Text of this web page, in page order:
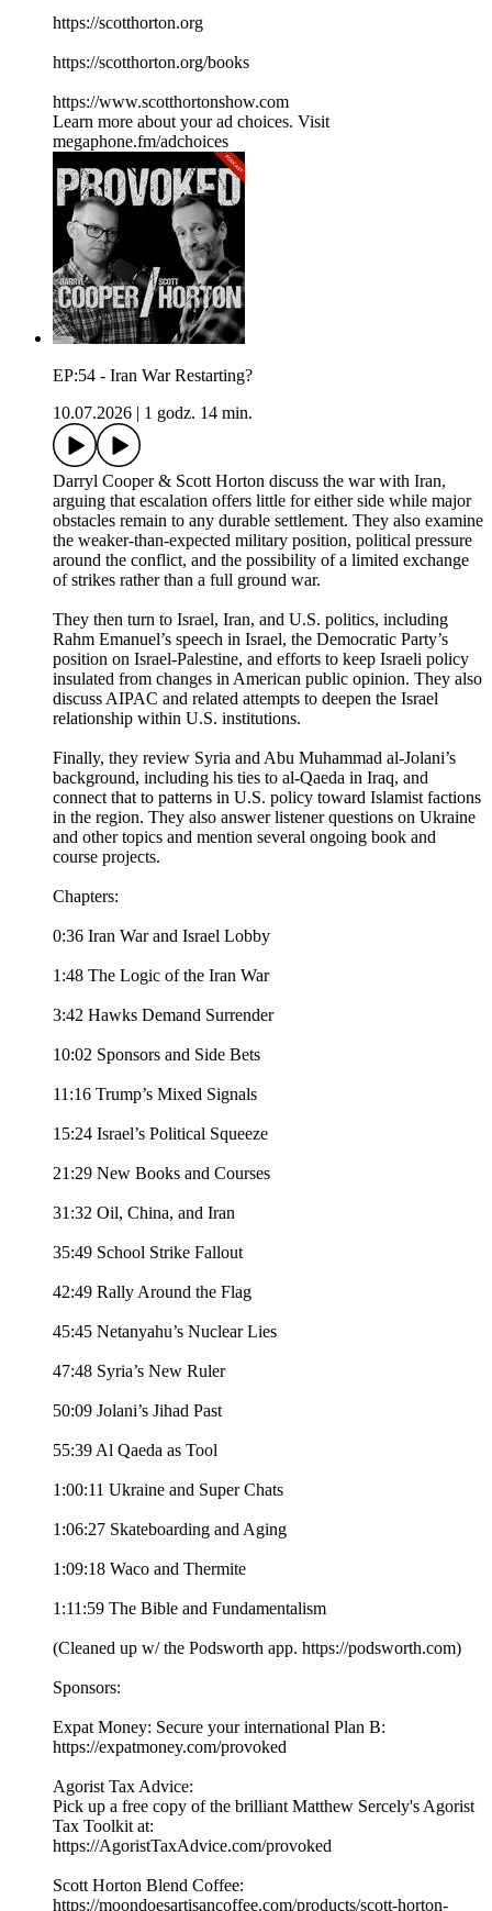
⁠⁠⁠⁠⁠⁠⁠⁠⁠⁠⁠⁠⁠⁠⁠⁠⁠⁠⁠⁠⁠⁠⁠⁠⁠⁠⁠⁠⁠⁠⁠⁠⁠⁠https://scotthorton.org⁠⁠⁠⁠⁠⁠⁠⁠⁠⁠⁠⁠⁠⁠⁠⁠⁠⁠⁠⁠⁠⁠⁠⁠⁠⁠⁠⁠⁠⁠⁠⁠⁠⁠
⁠⁠⁠⁠⁠⁠⁠⁠⁠⁠⁠⁠⁠⁠⁠⁠⁠⁠⁠⁠⁠⁠⁠⁠⁠⁠⁠⁠⁠⁠⁠⁠⁠⁠https://scotthorton.org/books⁠⁠⁠⁠⁠⁠⁠⁠⁠⁠⁠⁠⁠⁠⁠⁠⁠⁠⁠⁠⁠⁠⁠⁠⁠⁠⁠⁠⁠⁠⁠⁠⁠⁠
⁠⁠⁠⁠⁠⁠⁠⁠⁠⁠⁠⁠⁠⁠⁠⁠⁠⁠⁠⁠⁠⁠⁠⁠⁠⁠⁠⁠⁠⁠⁠⁠⁠⁠https://www.scotthortonshow.com⁠⁠⁠⁠⁠⁠⁠⁠⁠⁠⁠
Learn more about your ad choices. Visit
megaphone.fm/adchoices
EP:54 - Iran War Restarting?
10.07.2026
1 godz. 14 min.
Darryl Cooper & Scott Horton discuss the war with Iran,
arguing that escalation offers little for either side while major
obstacles remain to any durable settlement. They also examine
the weaker-than-expected military position, political pressure
around the conflict, and the possibility of a limited exchange
of strikes rather than a full ground war.
They then turn to Israel, Iran, and U.S. politics, including
Rahm Emanuel’s speech in Israel, the Democratic Party’s
position on Israel-Palestine, and efforts to keep Israeli policy
insulated from changes in American public opinion. They also
discuss AIPAC and related attempts to deepen the Israel
relationship within U.S. institutions.
Finally, they review Syria and Abu Muhammad al-Jolani’s
background, including his ties to al-Qaeda in Iraq, and
connect that to patterns in U.S. policy toward Islamist factions
in the region. They also answer listener questions on Ukraine
and other topics and mention several ongoing book and
course projects.
Chapters:
0:36 Iran War and Israel Lobby
1:48 The Logic of the Iran War
3:42 Hawks Demand Surrender
10:02 Sponsors and Side Bets
11:16 Trump’s Mixed Signals
15:24 Israel’s Political Squeeze
21:29 New Books and Courses
31:32 Oil, China, and Iran
35:49 School Strike Fallout
42:49 Rally Around the Flag
45:45 Netanyahu’s Nuclear Lies
47:48 Syria’s New Ruler
50:09 Jolani’s Jihad Past
55:39 Al Qaeda as Tool
1:00:11 Ukraine and Super Chats
1:06:27 Skateboarding and Aging
1:09:18 Waco and Thermite
1:11:59 The Bible and Fundamentalism
(Cleaned up w/ the Podsworth app. ⁠⁠⁠⁠⁠⁠⁠⁠⁠⁠⁠⁠⁠⁠⁠⁠⁠⁠⁠⁠⁠⁠⁠⁠⁠⁠⁠⁠⁠⁠⁠⁠⁠https://podsworth.com⁠⁠⁠⁠⁠⁠⁠⁠⁠⁠⁠⁠⁠⁠⁠⁠⁠⁠⁠⁠⁠⁠⁠⁠⁠⁠⁠⁠⁠⁠⁠⁠⁠)
Sponsors:
Expat Money: Secure your international Plan B:
⁠⁠https://expatmoney.com/provoked⁠⁠
Agorist Tax Advice:
Pick up a free copy of the brilliant Matthew Sercely's Agorist
Tax Toolkit at:
⁠⁠https://AgoristTaxAdvice.com/provoked⁠⁠
Scott Horton Blend Coffee:
⁠⁠https://moondoesartisancoffee.com/products/scott-horton-